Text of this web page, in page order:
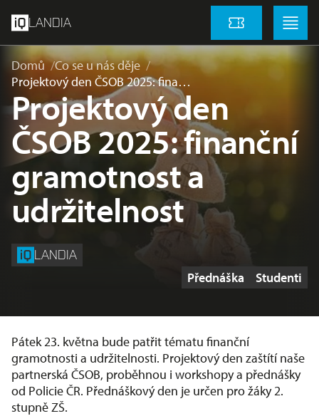
LANDIA Vstupenky
Menu
Domů
Co se u nás děje
Projektový den ČSOB 2025: fina…
Projektový den
ČSOB 2025: finanční
gramotnost a
udržitelnost
LANDIA
Štítky
Přednáška Studenti
Pátek 23. května bude patřit tématu finanční
gramotnosti a udržitelnosti. Projektový den zaštítí naše
partnerská ČSOB, proběhnou i workshopy a přednášky
od Policie ČR. Přednáškový den je určen pro žáky 2.
stupně ZŠ.